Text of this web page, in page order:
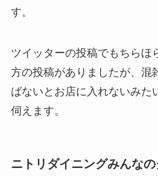
す。
ツイッターの投稿でもちらほ
方の投稿がありましたが、混
ばないとお店に入れないみた
伺えます。
ニトリダイニングみんな